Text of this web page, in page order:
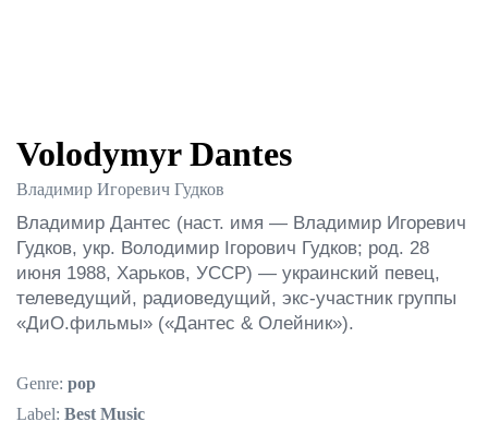
Volodymyr Dantes
Владимир Игоревич Гудков
Владимир Дантес (наст. имя — Владимир Игоревич
Гудков, укр. Володимир Ігорович Гудков; род. 28
июня 1988, Харьков, УССР) — украинский певец,
телеведущий, радиоведущий, экс-участник группы
«ДиО.фильмы» («Дантес & Олейник»).
Genre: pop
Label: Best Music